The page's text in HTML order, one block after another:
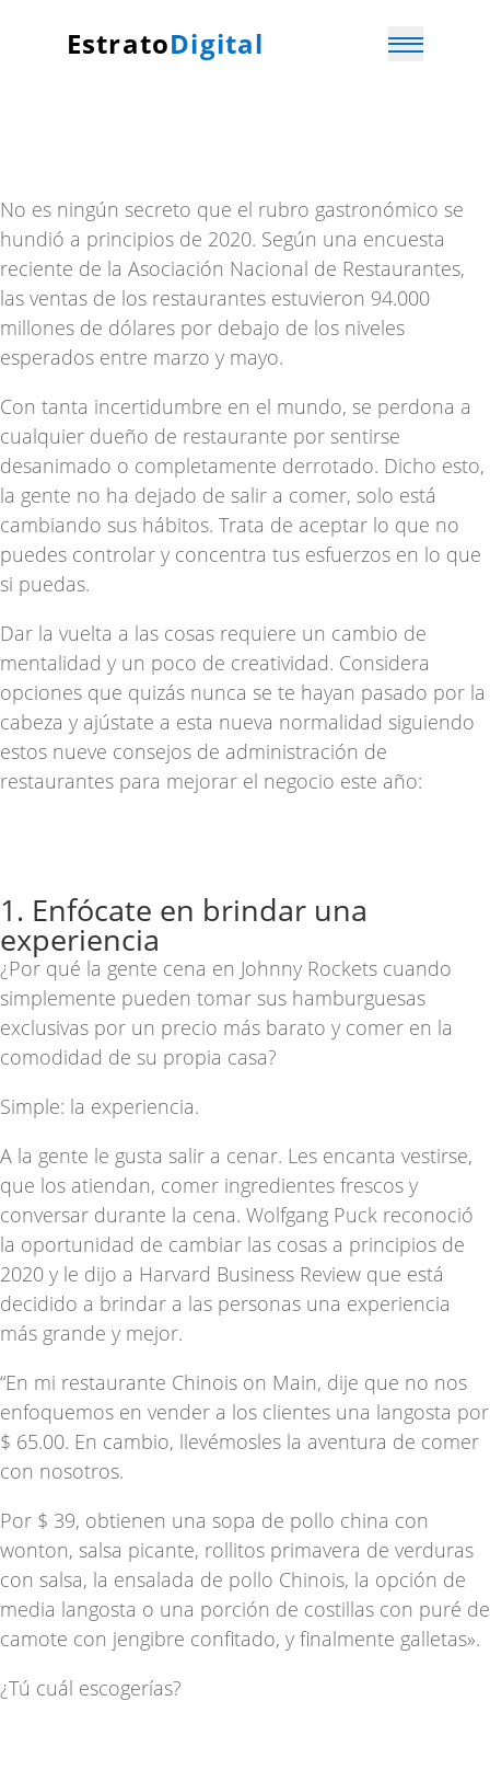
EstratoDigital
No es ningún secreto que el rubro gastronómico se
hundió a principios de 2020. Según una encuesta
reciente de la Asociación Nacional de Restaurantes,
las ventas de los restaurantes estuvieron 94.000
millones de dólares por debajo de los niveles
esperados entre marzo y mayo.
Con tanta incertidumbre en el mundo, se perdona a
cualquier dueño de restaurante por sentirse
desanimado o completamente derrotado. Dicho esto,
la gente no ha dejado de salir a comer, solo está
cambiando sus hábitos. Trata de aceptar lo que no
puedes controlar y concentra tus esfuerzos en lo que
si puedas.
Dar la vuelta a las cosas requiere un cambio de
mentalidad y un poco de creatividad. Considera
opciones que quizás nunca se te hayan pasado por la
cabeza y ajústate a esta nueva normalidad siguiendo
estos nueve consejos de administración de
restaurantes para mejorar el negocio este año:
1. Enfócate en brindar una
experiencia
¿Por qué la gente cena en Johnny Rockets cuando
simplemente pueden tomar sus hamburguesas
exclusivas por un precio más barato y comer en la
comodidad de su propia casa?
Simple: la experiencia.
A la gente le gusta salir a cenar. Les encanta vestirse,
que los atiendan, comer ingredientes frescos y
conversar durante la cena. Wolfgang Puck reconoció
la oportunidad de cambiar las cosas a principios de
2020 y le dijo a Harvard Business Review que está
decidido a brindar a las personas una experiencia
más grande y mejor.
“En mi restaurante Chinois on Main, dije que no nos
enfoquemos en vender a los clientes una langosta por
$ 65.00. En cambio, llevémosles la aventura de comer
con nosotros.
Por $ 39, obtienen una sopa de pollo china con
wonton, salsa picante, rollitos primavera de verduras
con salsa, la ensalada de pollo Chinois, la opción de
media langosta o una porción de costillas con puré de
camote con jengibre confitado, y finalmente galletas».
¿Tú cuál escogerías?